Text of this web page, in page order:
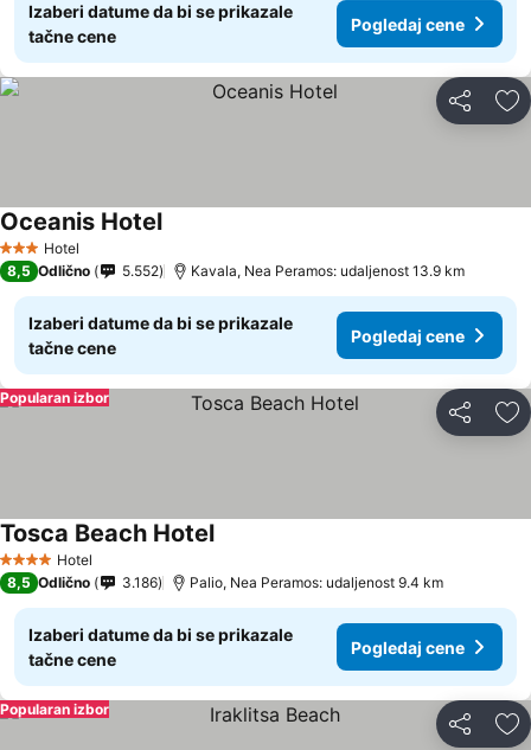
Izaberi datume da bi se prikazale
tačne cene
Pogledaj cene
Deli
3 Zvezdice
Hotel
Oceanis HotelPogledaj cene
8,5 Odlično 5.552 Kavala, Nea Peramos: udaljenost 13.9 km
Izaberi datume da bi se prikazale
tačne cene
Pogledaj cene
Deli
Popularan izbor
4 ZvezdiceHotel
Tosca Beach HotelPogledaj cene
8,5 Odlično 3.186 Palio, Nea Peramos: udaljenost 9.4 km
Izaberi datume da bi se prikazale
tačne cene
Pogledaj cene
Deli
Popularan izbor